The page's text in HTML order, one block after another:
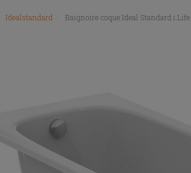
du
Idealstandard Baignoire coque Ideal Standard